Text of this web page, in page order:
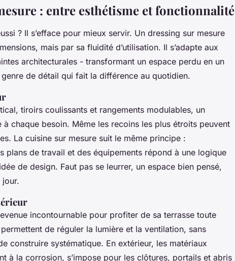
: entre esthétisme et fonctionnalité
? Il s’efface pour mieux servir. Un dressing sur mesure
mais par sa fluidité d’utilisation. Il s’adapte aux
architecturales - transformant un espace perdu en un
genre de détail qui fait la différence au quotidien.
tiroirs coulissants et rangements modulables, un
à chaque besoin. Même les recoins les plus étroits peuvent
La cuisine sur mesure suit le même principe :
plans de travail et des équipements répond à une logique
de design. Faut pas se leurrer, un espace bien pensé,
jour.
incontournable pour profiter de sa terrasse toute
permettent de réguler la lumière et la ventilation, sans
construire systématique. En extérieur, les matériaux
à la corrosion, s’impose pour les clôtures, portails et abris